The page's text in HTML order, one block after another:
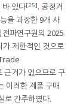
바 있다[25]. 공정거
을 과장한 9개 사
파연구원의 2025
가 제한적인 것으로
근거가 없으므로 구
이러한 제품 구매
로 간주하였다.